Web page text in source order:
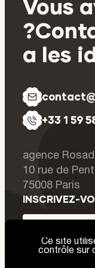
Vous
?
a les
contact
+33 1 595
agence Rosad
10 rue de
75008 Paris
INSCRIVEZ-
Ce site
contrôle sur